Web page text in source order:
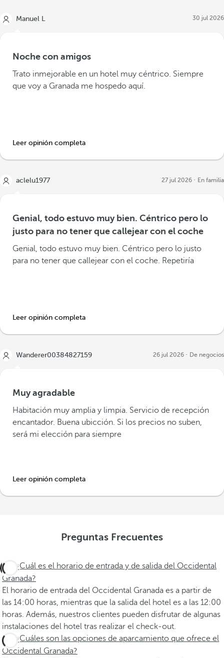
Manuel L 30 jul 2026
Noche con amigos
Trato inmejorable en un hotel muy céntrico. Siempre
que voy a Granada me hospedo aquí.
Leer opinión completa
aclelu1977 27 jul 2026 En familia
Genial, todo estuvo muy bien. Céntrico pero lo
justo para no tener que callejear con el coche
Genial, todo estuvo muy bien. Céntrico pero lo justo
para no tener que callejear con el coche. Repetiría
Leer opinión completa
Wanderer00384827159 26 jul 2026 De negocios
Muy agradable
Habitación muy amplia y limpia. Servicio de recepción
encantador. Buena ubicción. Si los precios no suben,
será mi elección para siempre
Leer opinión completa
Preguntas Frecuentes
¿Cuál es el horario de entrada y de salida del Occidental
Granada?
El horario de entrada del Occidental Granada es a partir de
las 14:00 horas, mientras que la salida del hotel es a las 12:00
horas. Además, nuestros clientes pueden disfrutar de algunas
instalaciones del hotel tras realizar el check-out.
¿Cuáles son las opciones de aparcamiento que ofrece el
Occidental Granada?